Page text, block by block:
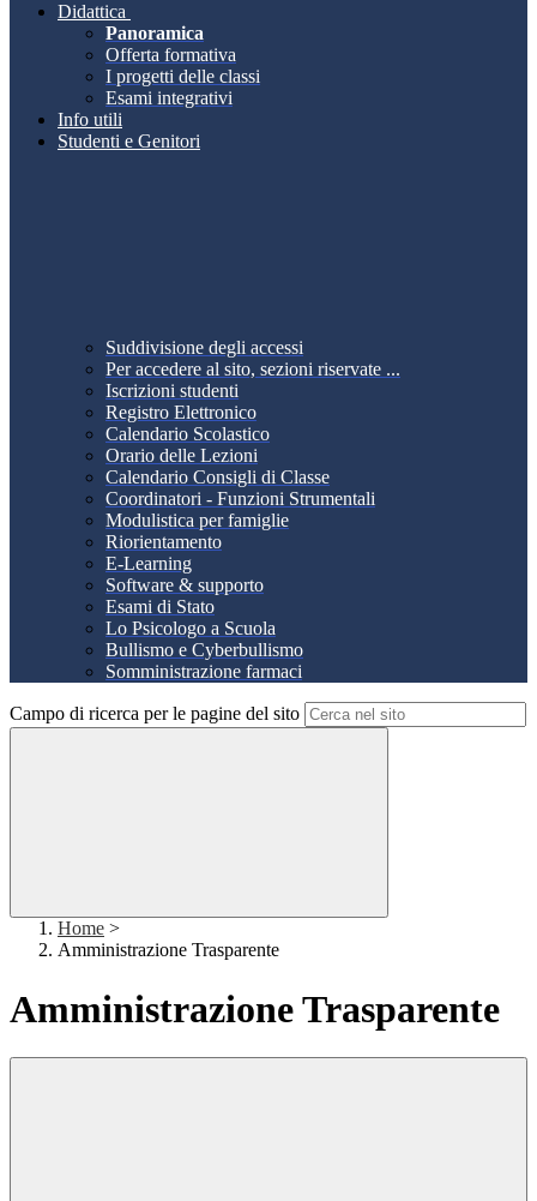
Didattica
Panoramica
Offerta formativa
I progetti delle classi
Esami integrativi
Info utili
Studenti e Genitori
Suddivisione degli accessi
Per accedere al sito, sezioni riservate ...
Iscrizioni studenti
Registro Elettronico
Calendario Scolastico
Orario delle Lezioni
Calendario Consigli di Classe
Coordinatori - Funzioni Strumentali
Modulistica per famiglie
Riorientamento
E-Learning
Software & supporto
Esami di Stato
Lo Psicologo a Scuola
Bullismo e Cyberbullismo
Somministrazione farmaci
Campo di ricerca per le pagine del sito
Home >
Amministrazione Trasparente
Amministrazione Trasparente